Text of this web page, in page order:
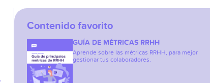
Contenido favorito
GUÍA DE MÉTRICAS RRHH
Aprende sobre las métricas RRHH, para mejor
gestionar tus colaboradores.